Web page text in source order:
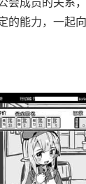
的能力，一起